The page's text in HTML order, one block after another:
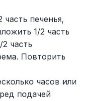
печенья,
1/2 часть
часть
Повторить
часов или
подачей